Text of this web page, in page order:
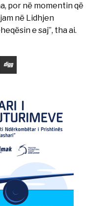
por në momentin që
në Lidhjen
e saj”, tha ai.